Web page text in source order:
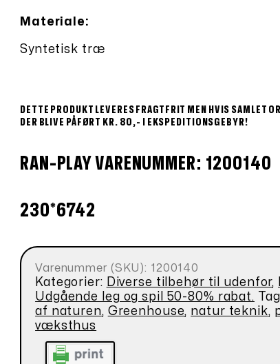
Materiale:
Syntetisk træ
DETTE PRODUKT LEVERES FRAGTFRIT MEN HVIS SAMLET
DER BLIVE PÅFØRT KR. 80,- I EKSPEDITIONSGEBYR!
RAN-PLAY VARENUMMER: 1200140
230*6742
Varenummer (SKU): 1200140
Kategorier: Diverse tilbehør til udenfor,
Udgående leg og spil 50-80% rabat.
af naturen, Greenhouse, natur teknik,
væksthus